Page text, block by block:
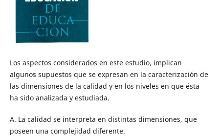
Los aspectos considerados en este estudio, implican
algunos supuestos que se expresan en la caracterización de
las dimensiones de la calidad y en los niveles en que ésta
ha sido analizada y estudiada.
A. La calidad se interpreta en distintas dimensiones, que
poseen una complejidad diferente.